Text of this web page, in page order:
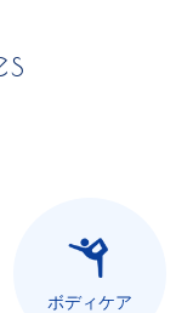
ボディケア